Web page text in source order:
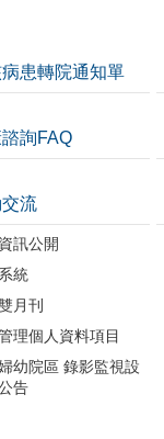
患轉院通知單
詢FAQ
流
訊公開
統
月刊
理個人資料項目
幼院區 錄影監視設
告